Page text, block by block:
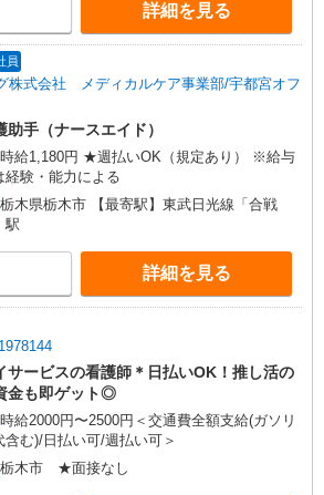
詳細を見る
員
株式会社 メディカルケア事業部/宇都宮オフ
助手（ナースエイド）
時給1,180円 ★週払いOK（規定あり） ※給与
経験・能力による
栃木県栃木市 【最寄駅】東武日光線「合戦
駅
詳細を見る
サービスの看護師＊日払いOK！推し活の
金も即ゲット◎
時給2000円〜2500円＜交通費全額支給(ガソリ
含む)/日払い可/週払い可＞
栃木市 ★面接なし